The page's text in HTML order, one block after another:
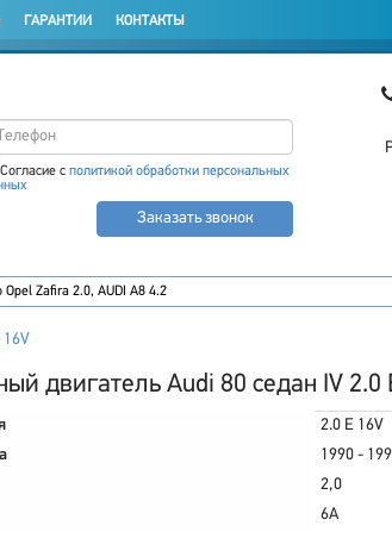
ГАРАНТИИ КОНТАКТЫ
с политикой обработки персональных
Заказать звонок
16V
двигатель Audi 80 седан IV 2.0
2.0 E 16V
1990 -
2,0
6A